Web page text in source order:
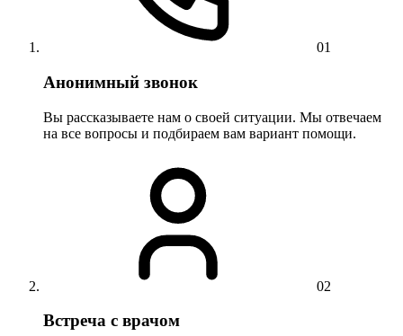
01
Анонимный звонок
Вы рассказываете нам о своей ситуации. Мы отвечаем
на все вопросы и подбираем вам вариант помощи.
02
Встреча с врачом